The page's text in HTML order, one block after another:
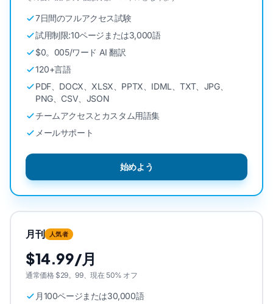
7日間のフルアクセス試験
試用制限:10ページまたは3,000語
$0。005/ワード AI 翻訳
120+言語
PDF、DOCX、XLSX、PPTX、IDML、TXT、JPG、
PNG、CSV、JSON
チームアクセスとカスタム用語集
メールサポート
始めよう
月刊 人気者
$14.99/月
通常価格 $29。99、現在 50% オフ
月100ページまたは30,000語